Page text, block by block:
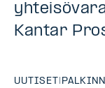
Kantar
UUTISET |